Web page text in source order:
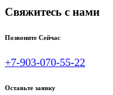
Свяжитесь с нами
Позвоните Сейчас
+7-903-070-55-22
Оставьте заявку